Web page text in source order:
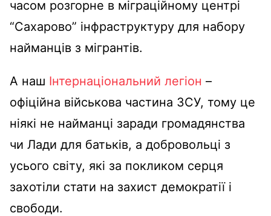
часом розгорне в міграційному центрі
“Сахарово” інфраструктуру для набору
найманців з мігрантів.
А наш Інтернаціональний легіон –
офіційна військова частина ЗСУ, тому це
ніякі не найманці заради громадянства
чи Лади для батьків, а добровольці з
усього світу, які за покликом серця
захотіли стати на захист демократії і
свободи.